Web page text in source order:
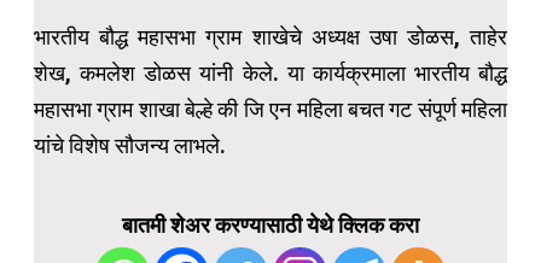
भारतीय बौद्ध महासभा ग्राम शाखेचे अध्यक्ष उषा डोळस, ताहेर
शेख, कमलेश डोळस यांनी केले. या कार्यक्रमाला भारतीय बौद्ध
महासभा ग्राम शाखा बेल्हे की जि एन महिला बचत गट संपूर्ण महिला
यांचे विशेष सौजन्य लाभले.
बातमी शेअर करण्यासाठी येथे क्लिक करा